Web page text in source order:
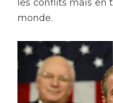
les conflits mais en
monde.